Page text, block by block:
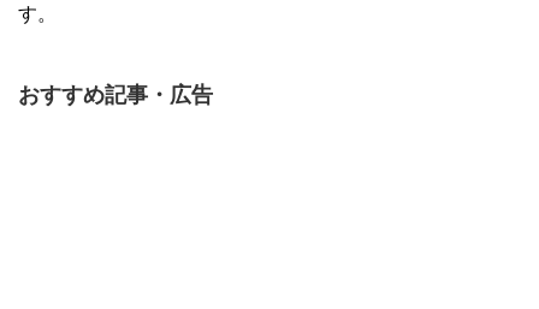
す。
おすすめ記事・広告